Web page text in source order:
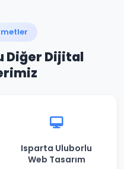
Diğer Dijital
Isparta Uluborlu
Web Tasarım